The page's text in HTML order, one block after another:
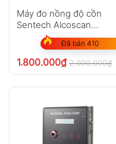
Máy đo nồng độ cồn
Sentech Alcoscan
AL5500
Đã bán 410
1.800.000₫ 2.000.000₫